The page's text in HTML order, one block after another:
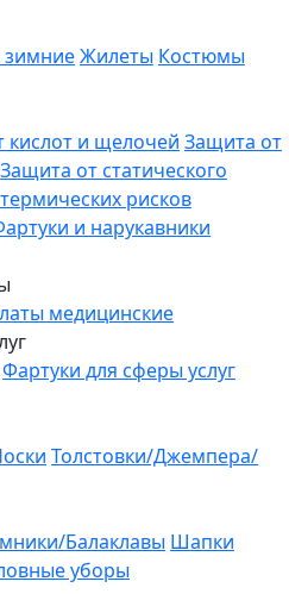
Жилеты Костюмы
кислот и щелочей Защита от
Защита от статического
рисков
и нарукавники
медицинские
Фартуки для сферы услуг
Толстовки/Джемпера/
Балаклавы Шапки
уборы